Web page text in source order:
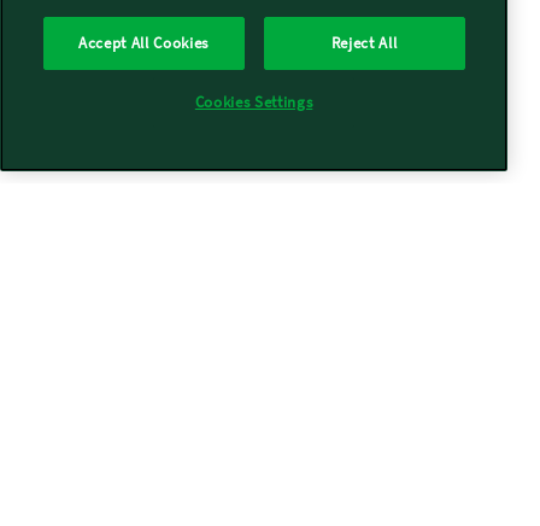
Accept All Cookies Reject All
Cookies Settings